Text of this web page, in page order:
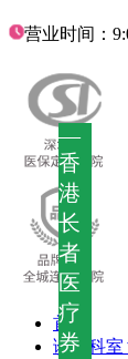
—
香
港
长
者
医
疗
券
营业时间：
首页
诊疗科